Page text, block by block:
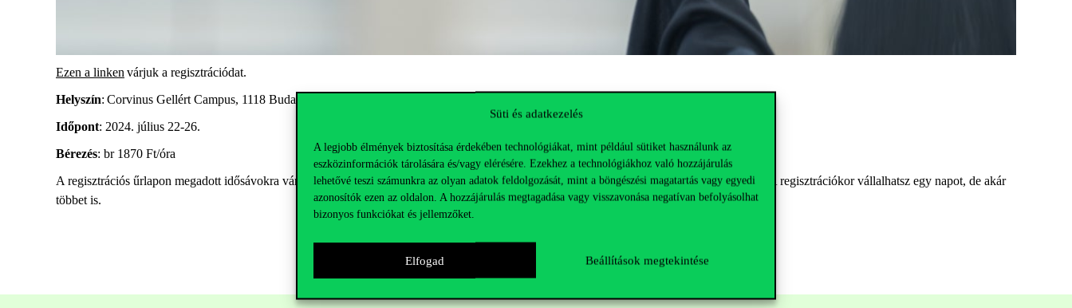
Süti és adatkezelés
A legjobb élmények biztosítása érdekében technológiákat, mint például sütiket használunk az
eszközinformációk tárolására és/vagy elérésére. Ezekhez a technológiákhoz való hozzájárulás
lehetővé teszi számunkra az olyan adatok feldolgozását, mint a böngészési magatartás vagy egyedi
azonosítók ezen az oldalon. A hozzájárulás megtagadása vagy visszavonása negatívan befolyásolhat
bizonyos funkciókat és jellemzőket.
Elfogad Beállítások megtekintése
Ezen a linken várjuk a regisztrációdat.
Helyszín: Corvinus Gellért Campus, 1118 Budapest, Mányoki út 9.
Időpont: 2024. július 22-26.
Bérezés: br 1870 Ft/óra
A regisztrációs űrlapon megadott idősávokra várjuk a jelentkezőket. Kérjük csak akkor regisztrálj, ha a vállalt idősávban végig ott tudsz lenni. A regisztrációkor vállalhatsz egy napot, de akár
többet is.